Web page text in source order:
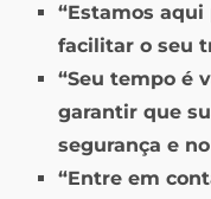
“Estamos
facilitar o seu
“Seu tempo é
garantir que
segurança e
“Entre em